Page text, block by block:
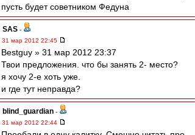
пусть будет советником Федуна
SAS -
31 мар 2012 22:45
Bestguy » 31 мар 2012 23:37
Твои предложения. что бы занять 2- место?
я хочу 2-е хоть уже.
и где тут неправда?
blind_guardian -
31 мар 2012 22:44